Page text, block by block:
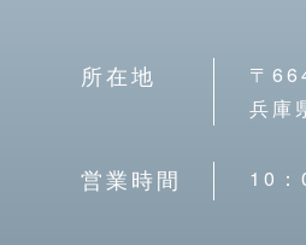
所在地
〒
兵庫
営業時間 10：